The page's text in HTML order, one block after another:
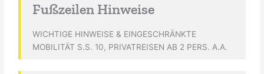
Fußzeilen Hinweise
WICHTIGE HINWEISE & EINGESCHRÄNKTE
MOBILITÄT S.S. 10, PRIVATREISEN AB 2 PERS. A.A.